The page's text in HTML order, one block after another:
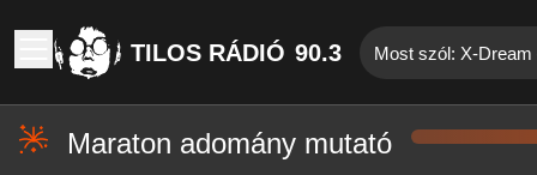
TILOS RÁDIÓ 90.3 Most szól: X-
Maraton adomány mutató